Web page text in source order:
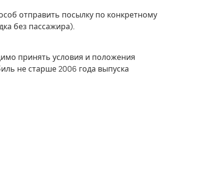
отправить посылку по конкретному
без пассажира).
принять условия и положения
не старше 2006 года выпуска